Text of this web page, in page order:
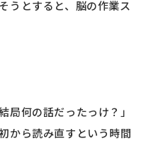
うとすると、脳の作業ス
局何の話だったっけ？」
から読み直すという時間